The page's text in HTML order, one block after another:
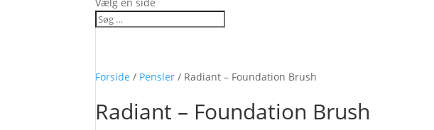
Forside / Pensler / Radiant – Foundation Brush
Radiant – Foundation Brush